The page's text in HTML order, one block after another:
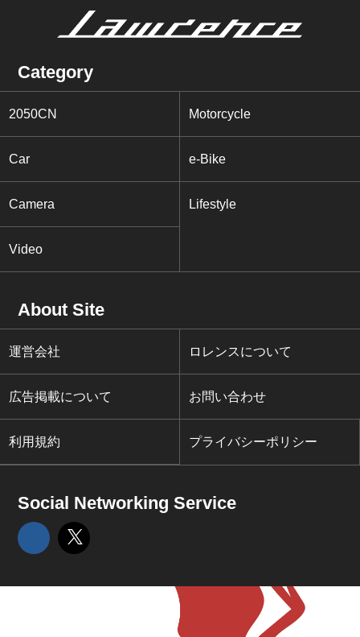
Category
2050CN Motorcycle
Car e-Bike
Camera Lifestyle
Video
About Site
運営会社 ロレンスについて
広告掲載について お問い合わせ
利用規約 プライバシーポリシー
Social Networking Service